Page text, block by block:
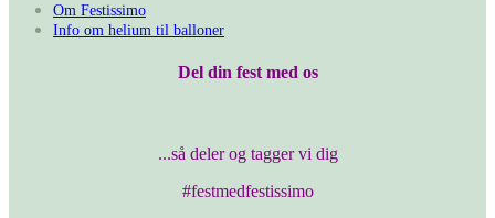
Om Festissimo
Info om helium til balloner
Del din fest med os
...så deler og tagger vi dig
#festmedfestissimo